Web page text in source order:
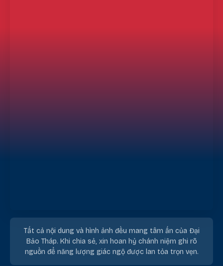
Tất cả nội dung và hình ảnh đều mang tâm ấn của Đại
Bảo Tháp. Khi chia sẻ, xin hoan hỷ chánh niệm ghi rõ
nguồn để năng lượng giác ngộ được lan tỏa trọn vẹn.